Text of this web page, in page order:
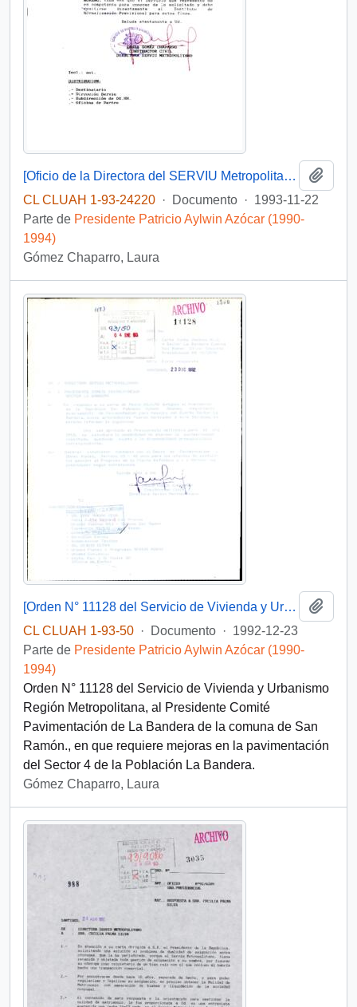
[Oficio de la Directora del SERVIU Metropolitano referente a solicitud ciudadana]
CL CLUAH 1-93-24220 · Documento · 1993-11-22
Parte de Presidente Patricio Aylwin Azócar (1990-
1994)
Gómez Chaparro, Laura
[Orden N° 11128 del Servicio de Vivienda y Urbanismo Región Metropolitana]
CL CLUAH 1-93-50 · Documento · 1992-12-23
Parte de Presidente Patricio Aylwin Azócar (1990-
1994)
Orden N° 11128 del Servicio de Vivienda y Urbanismo
Región Metropolitana, al Presidente Comité
Pavimentación de La Bandera de la comuna de San
Ramón., en que requiere mejoras en la pavimentación
del Sector 4 de la Población La Bandera.
Gómez Chaparro, Laura